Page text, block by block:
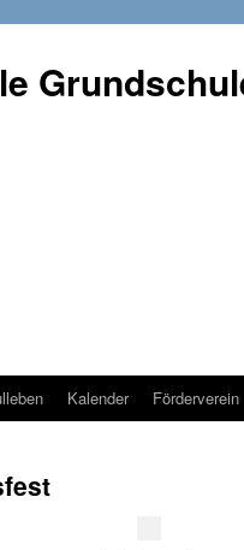
Kalender Förderverein